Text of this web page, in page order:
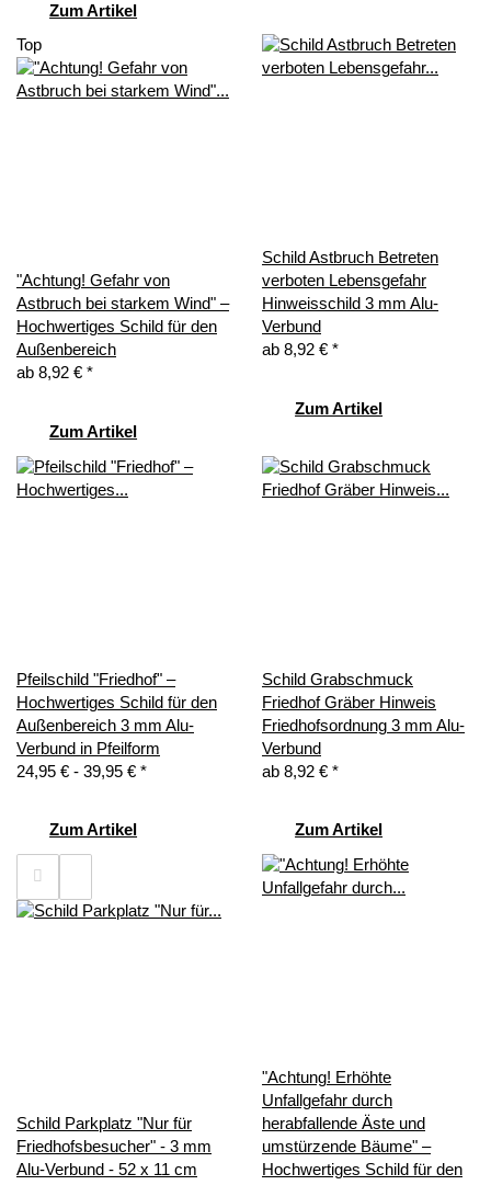
Zum Artikel
Top
"Achtung! Gefahr von
Astbruch bei starkem Wind" –
Hochwertiges Schild für den
Außenbereich
ab 8,92 € *
Zum Artikel
Schild Astbruch Betreten
verboten Lebensgefahr
Hinweisschild 3 mm Alu-
Verbund
ab 8,92 € *
Zum Artikel
Pfeilschild "Friedhof" –
Hochwertiges Schild für den
Außenbereich 3 mm Alu-
Verbund in Pfeilform
24,95 € - 39,95 € *
Zum Artikel
Schild Grabschmuck
Friedhof Gräber Hinweis
Friedhofsordnung 3 mm Alu-
Verbund
ab 8,92 € *
Zum Artikel
Schild Parkplatz "Nur für
Friedhofsbesucher" - 3 mm
Alu-Verbund - 52 x 11 cm
"Achtung! Erhöhte
Unfallgefahr durch
herabfallende Äste und
umstürzende Bäume" –
Hochwertiges Schild für den